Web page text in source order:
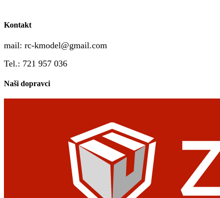
Kontakt
mail: rc-kmodel@gmail.com
Tel.: 721 957 036
Naši dopravci